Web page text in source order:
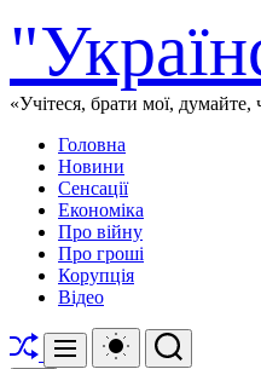
до
вмісту
«Учітеся, брати мої,
Головна
Новини
Сенсації
Економіка
Про війну
Про гроші
Корупція
Відео
Перетасувати
Меню
Перемикач
кольорового
Пошук